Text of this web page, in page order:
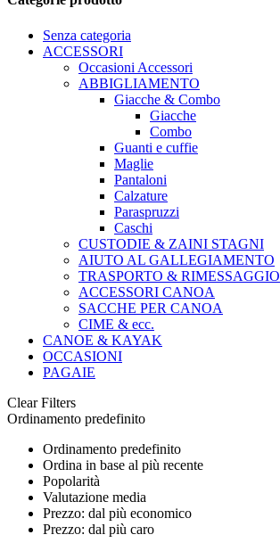
Senza categoria
ACCESSORI
Occasioni Accessori
ABBIGLIAMENTO
Giacche & Combo
Giacche
Combo
Guanti e cuffie
Maglie
Pantaloni
Calzature
Paraspruzzi
Caschi
CUSTODIE & ZAINI STAGNI
AIUTO AL GALLEGIAMENTO
TRASPORTO & RIMESSAGGIO
ACCESSORI CANOA
SACCHE PER CANOA
CIME & ecc.
CANOE & KAYAK
OCCASIONI
PAGAIE
Clear Filters
Ordinamento predefinito
Ordinamento predefinito
Ordina in base al più recente
Popolarità
Valutazione media
Prezzo: dal più economico
Prezzo: dal più caro